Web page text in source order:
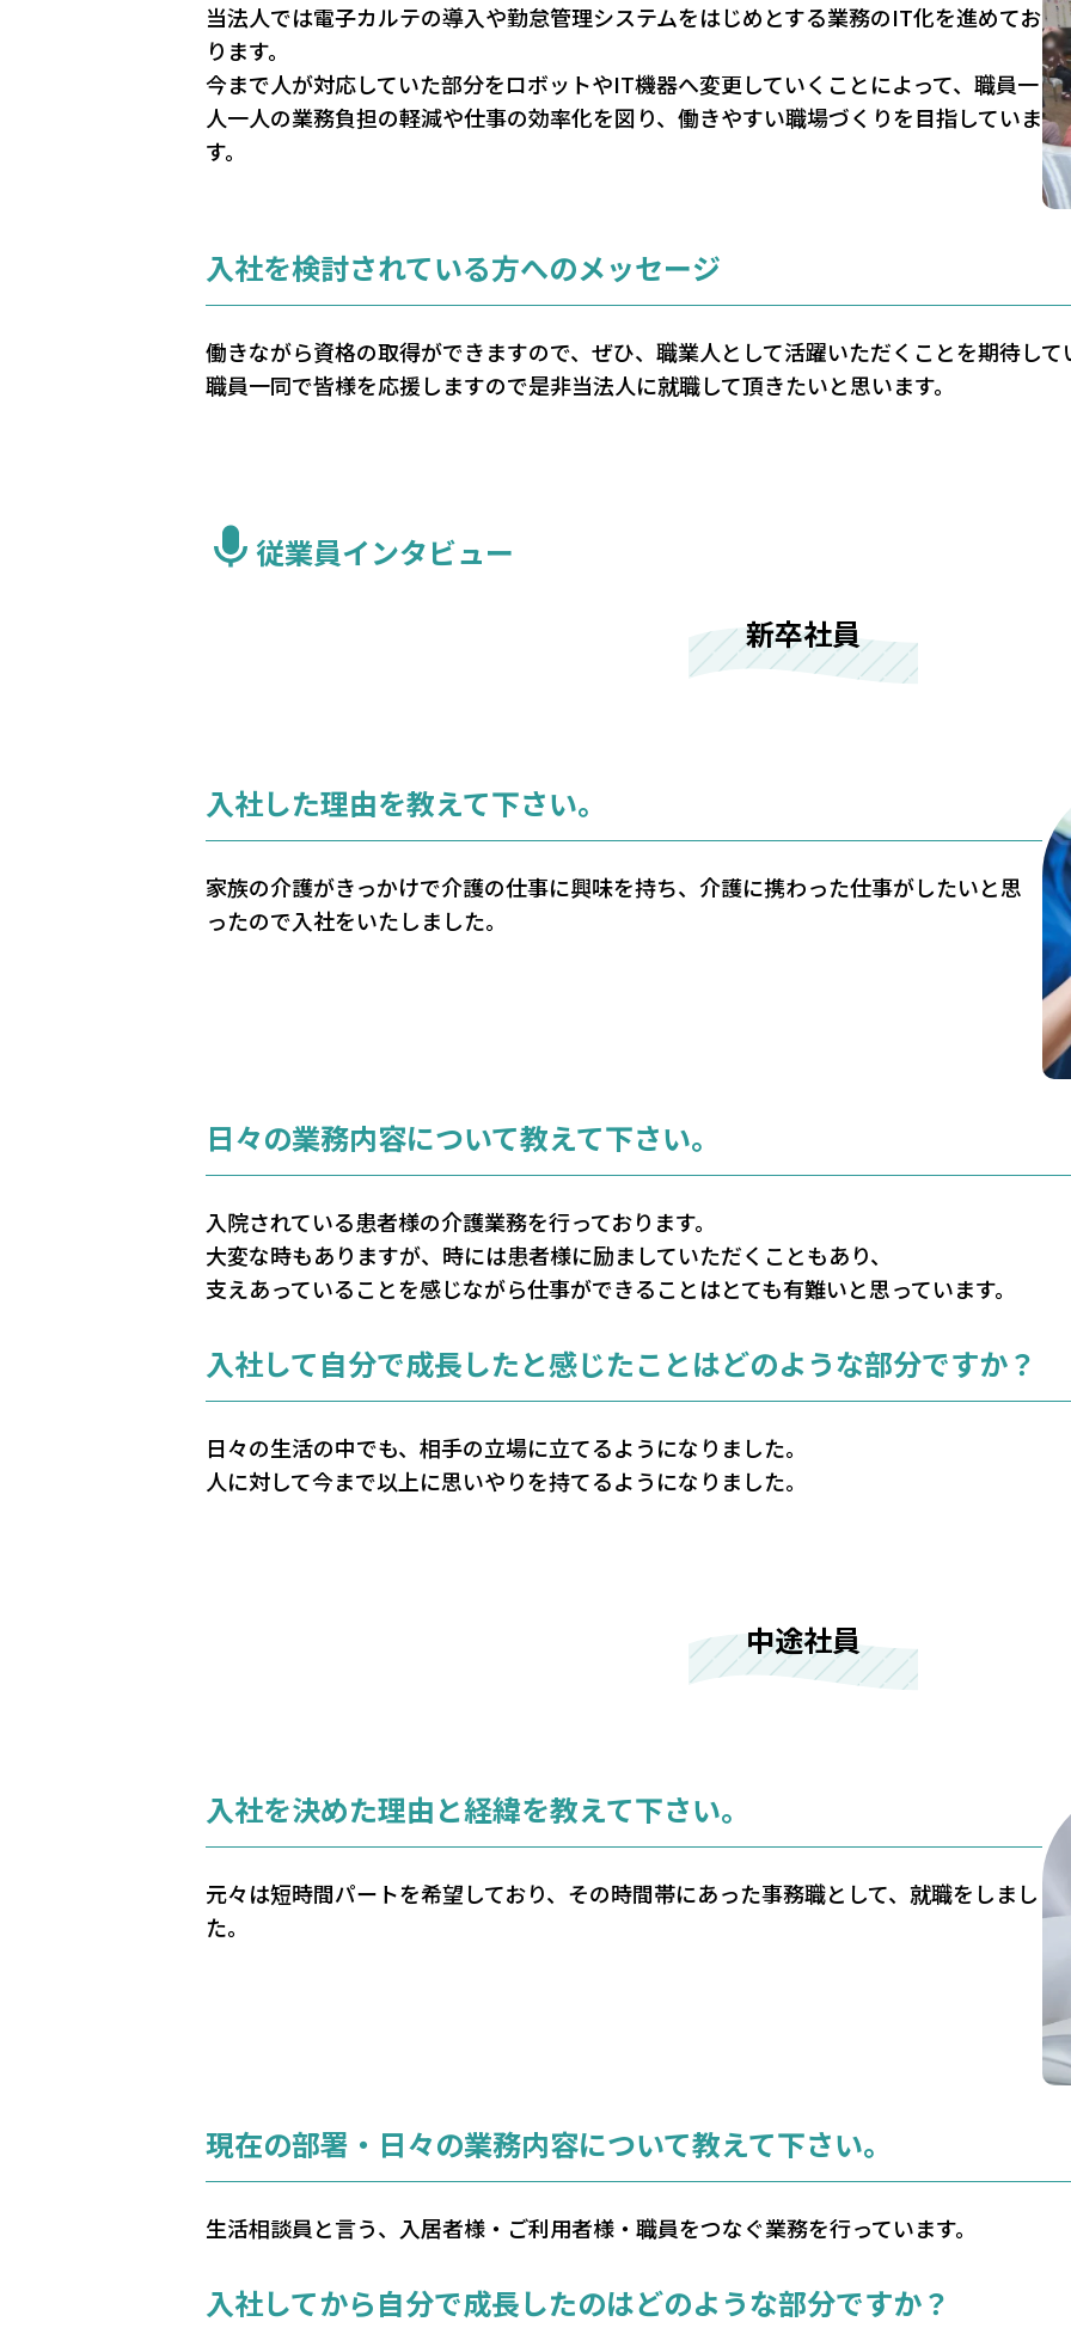
当法人では電子カルテの導入や勤怠管理システムをはじめとする業務のIT化を進めてお
ります。
今まで人が対応していた部分をロボットやIT機器へ変更していくことによって、職員一
人一人の業務負担の軽減や仕事の効率化を図り、働きやすい職場づくりを目指していま
す。
入社を検討されている方へのメッセージ
働きながら資格の取得ができますので、ぜひ、職業人として活躍いただくことを期待して
職員一同で皆様を応援しますので是非当法人に就職して頂きたいと思います。
従業員インタビュー
新卒社員
入社した理由を教えて下さい。
家族の介護がきっかけで介護の仕事に興味を持ち、介護に携わった仕事がしたいと思
ったので入社をいたしました。
日々の業務内容について教えて下さい。
入院されている患者様の介護業務を行っております。
大変な時もありますが、時には患者様に励ましていただくこともあり、
支えあっていることを感じながら仕事ができることはとても有難いと思っています。
入社して自分で成長したと感じたことはどのような部分ですか？
日々の生活の中でも、相手の立場に立てるようになりました。
人に対して今まで以上に思いやりを持てるようになりました。
中途社員
入社を決めた理由と経緯を教えて下さい。
元々は短時間パートを希望しており、その時間帯にあった事務職として、就職をしまし
た。
現在の部署・日々の業務内容について教えて下さい。
生活相談員と言う、入居者様・ご利用者様・職員をつなぐ業務を行っています。
入社してから自分で成長したのはどのような部分ですか？